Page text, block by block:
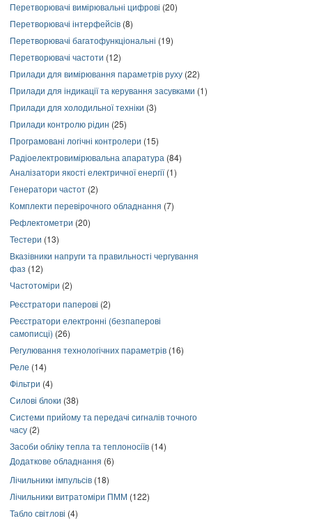
Перетворювачі вимірювальні цифрові (20)
Перетворювачі інтерфейсів (8)
Перетворювачі багатофункціональні (19)
Перетворювачі частоти (12)
Прилади для вимірювання параметрів руху (22)
Прилади для індикації та керування засувками (1)
Прилади для холодильної техніки (3)
Прилади контролю рідин (25)
Програмовані логічні контролери (15)
Радіоелектровимірювальна апаратура (84)
Аналізатори якості електричної енергії(1)
Генератори частот (2)
Комплекти перевірочного обладнання (7)
Рефлектометри (20)
Тестери (13)
Вказівники напруги та правильності чергування
фаз (12)
Частотоміри (2)
Реєстратори паперові (2)
Реєстратори електронні (безпаперові
самописці) (26)
Регулювання технологічних параметрів (16)
Реле (14)
Фільтри (4)
Силові блоки (38)
Системи прийому та передачі сигналів точного
часу (2)
Засоби обліку тепла та теплоносіїв (14)
Додаткове обладнання (6)
Лічильники імпульсів (18)
Лічильники витратоміри ПММ (122)
Табло світлові (4)